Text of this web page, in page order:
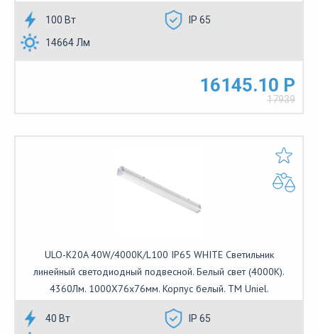
100 Вт
IP 65
14664 Лм
16145.10 Р
17939
ULO-K20A 40W/4000K/L100 IP65 WHITE Светильник
линейный светодиодный подвесной. Белый свет (4000К).
4360Лм. 1000Х76х76мм. Корпус белый. TM Uniel.
40 Вт IP 65